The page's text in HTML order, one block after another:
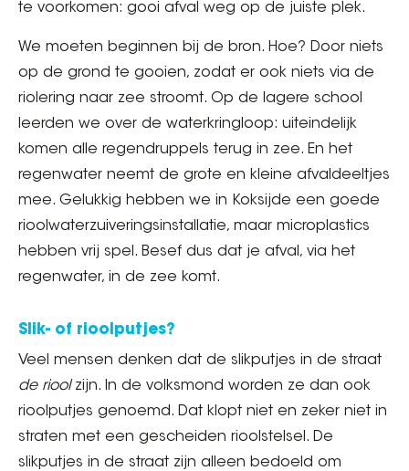
te voorkomen: gooi afval weg op de juiste plek.
We moeten beginnen bij de bron. Hoe? Door niets
op de grond te gooien, zodat er ook niets via de
riolering naar zee stroomt. Op de lagere school
leerden we over de waterkringloop: uiteindelijk
komen alle regendruppels terug in zee. En het
regenwater neemt de grote en kleine afvaldeeltjes
mee. Gelukkig hebben we in Koksijde een goede
rioolwaterzuiveringsinstallatie, maar microplastics
hebben vrij spel. Besef dus dat je afval, via het
regenwater, in de zee komt.
Slik- of rioolputjes?
Veel mensen denken dat de slikputjes in de straat
de rioolzijn. In de volksmond worden ze dan ook
rioolputjes genoemd. Dat klopt niet en zeker niet in
straten met een gescheiden rioolstelsel. De
slikputjes in de straat zijn alleen bedoeld om